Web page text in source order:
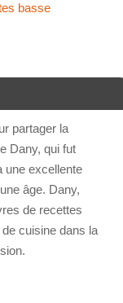
basse
partager la
Dany, qui fut
une excellente
âge. Dany,
de recettes
cuisine dans la